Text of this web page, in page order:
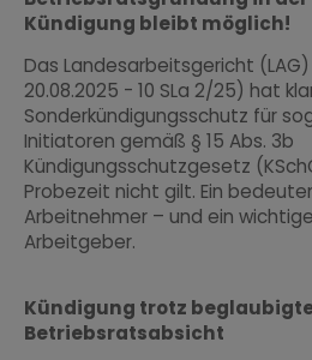
Kündigung bleibt möglich!
Das Landesarbeitsgericht
20.08.2025 - 10 SLa 2/25) hat
Sonderkündigungsschutz für
Initiatoren gemäß § 15 Abs. 3b
Kündigungsschutzgesetz
Probezeit nicht gilt. Ein
Arbeitnehmer – und ein
Arbeitgeber.
Kündigung trotz
Betriebsratsabsicht